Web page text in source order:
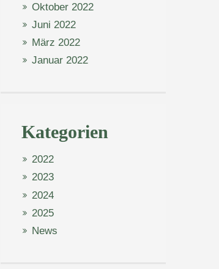
Oktober 2022
Juni 2022
März 2022
Januar 2022
Kategorien
2022
2023
2024
2025
News